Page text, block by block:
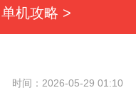
单机攻略 >
时间：2026-05-29 01:10